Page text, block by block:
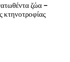
ζώα –
κτηνοτροφίας